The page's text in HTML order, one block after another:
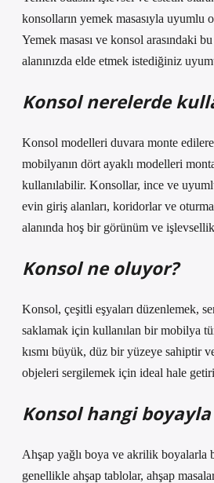
konsolların yemek masasıyla uyumlu
Yemek masası ve konsol arasındaki
alanınızda elde etmek istediğiniz
Konsol nerelerde
Konsol modelleri duvara monte
mobilyanın dört ayaklı modelleri
kullanılabilir. Konsollar, ince ve
evin giriş alanları, koridorlar ve
alanında hoş bir görünüm ve
Konsol ne oluyor?
Konsol, çeşitli eşyaları düzenlemek,
saklamak için kullanılan bir mobilya
kısmı büyük, düz bir yüzeye sahiptir
objeleri sergilemek için ideal hale
Konsol hangi boyayla
Ahşap yağlı boya ve akrilik boyalarla
genellikle ahşap tablolar, ahşap